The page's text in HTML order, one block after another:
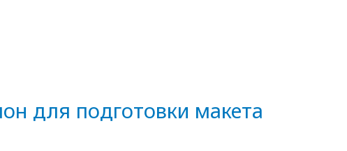
для подготовки макета